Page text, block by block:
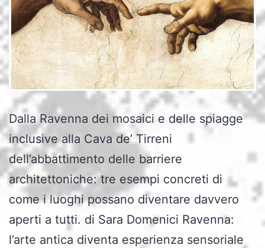
Dalla Ravenna dei mosaici e delle spiagge
inclusive alla Cava de’ Tirreni
dell’abbattimento delle barriere
architettoniche: tre esempi concreti di
come i luoghi possano diventare davvero
aperti a tutti. di Sara Domenici Ravenna:
l’arte antica diventa esperienza sensoriale